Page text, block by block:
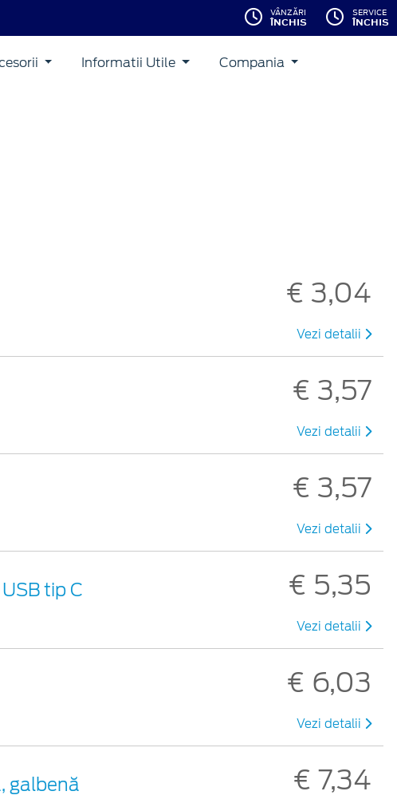
VÂNZĂRI
ÎNCHIS
SERVICE
ÎNCHIS
Informatii Utile Compania
€ 3,04
Vezi detalii
€ 3,57
Vezi detalii
€ 3,57
Vezi detalii
tip C € 5,35
Vezi detalii
€ 6,03
Vezi detalii
galbenă € 7,34